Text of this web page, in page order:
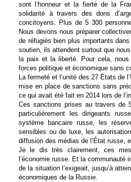
sont l’honneur et la fierté de la
solidarité à travers des dons
concitoyens. Plus de 5 300
Nous devons nous préparer
de réfugiés bien plus importants
soutien, ils attendent surtout que
la paix et la liberté. Pour cela, nous
forces politique et économique sans
La fermeté et l’unité des 27 États de
mise en place de sanctions sans
ce qui avait été fait en 2014 lors de
Ces sanctions prises au travers de
particulièrement les dirigeants
système bancaire russe, les
sensibles ou de luxe, les
diffusion des médias de l’État russe,
Je le dis très clairement, ces
l’économie russe. Et la communauté
de la situation l’exigeait, jusqu’à
économiques de la Russie.